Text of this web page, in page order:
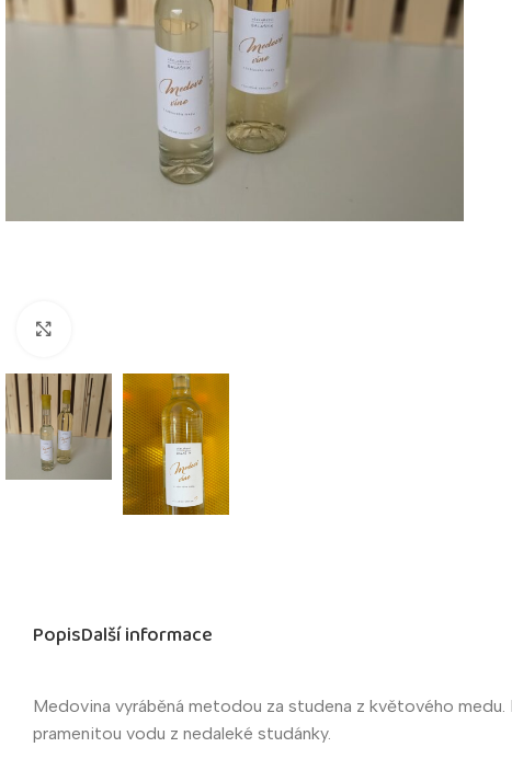
PopisDalší informace
Medovina vyráběná metodou za studena z květového
pramenitou vodu z nedaleké studánky.